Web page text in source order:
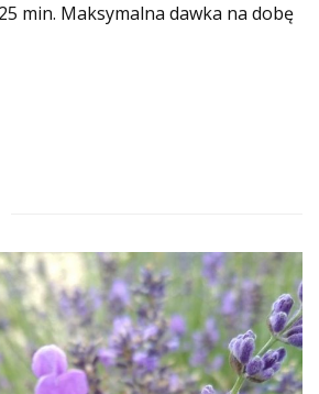
min. Maksymalna dawka na dobę